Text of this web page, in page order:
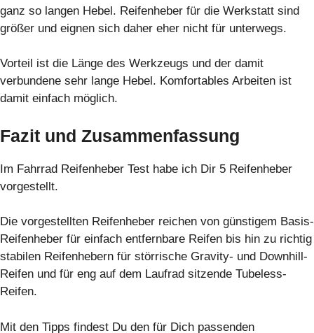
ganz so langen Hebel. Reifenheber für die Werkstatt sind
größer und eignen sich daher eher nicht für unterwegs.
Vorteil ist die Länge des Werkzeugs und der damit
verbundene sehr lange Hebel. Komfortables Arbeiten ist
damit einfach möglich.
Fazit und Zusammenfassung
Im Fahrrad Reifenheber Test habe ich Dir 5 Reifenheber
vorgestellt.
Die vorgestellten Reifenheber reichen von günstigem Basis-
Reifenheber für einfach entfernbare Reifen bis hin zu richtig
stabilen Reifenhebern für störrische Gravity- und Downhill-
Reifen und für eng auf dem Laufrad sitzende Tubeless-
Reifen.
Mit den Tipps findest Du den für Dich passenden